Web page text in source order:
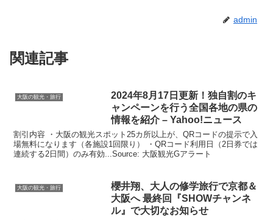
admin
関連記事
大阪の観光・旅行
2024年8月17日更新！独自割のキ
ャンペーンを行う全国各地の県の
情報を紹介 – Yahoo!ニュース
割引内容 ・大阪の観光スポット25カ所以上が、QRコードの提示で入
場無料になります（各施設1回限り） ・QRコード利用日（2日券では
連続する2日間）のみ有効...Source: 大阪観光Gアラート
大阪の観光・旅行
櫻井翔、大人の修学旅行で京都＆
大阪へ 最終回『SHOWチャンネ
ル』で大切なお知らせ